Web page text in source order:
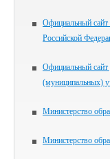
Официальный сайт
Российской
Официальный сайт
(муниципальных)
Министерство
Министерство